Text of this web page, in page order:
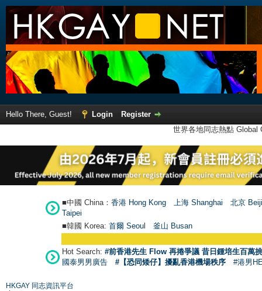
Hello There, Guest! Login
Register
世界各地同志熱點
■中國 China： 香港 Hong Kong 上海 Shanghai
北京
Taipei
■韓國 Korea: 首爾 Seoul 釜山 Busan
Hot Search: #前香港先生 Flow 再捲爭議 昔日鍾培生百萬
國泰男男廣告
#【恐同矮仔】擾亂香港機場秩序 #港男
HKGAY 同志資訊平台